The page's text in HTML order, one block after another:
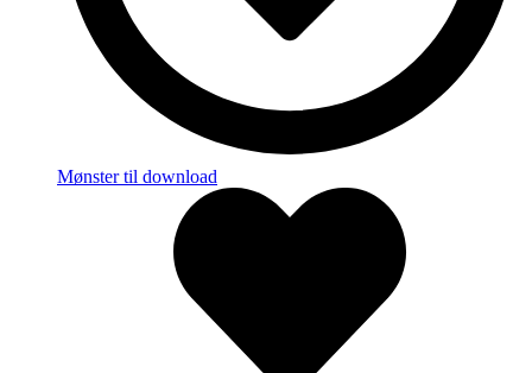
Mønster til download